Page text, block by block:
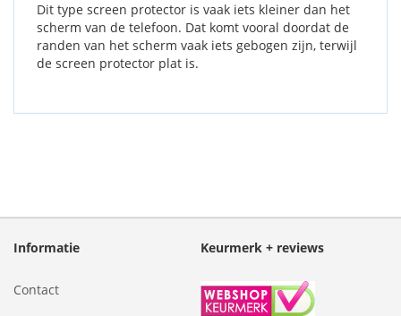
Dit type screen protector is vaak iets kleiner dan het
scherm van de telefoon. Dat komt vooral doordat de
randen van het scherm vaak iets gebogen zijn, terwijl
de screen protector plat is.
Informatie
Contact
Keurmerk + reviews